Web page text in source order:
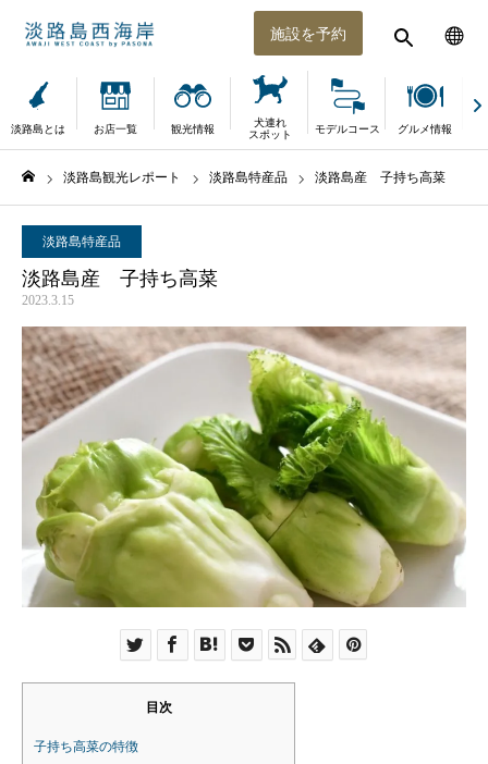
施設を予約
淡路島とは お店一覧 観光情報
犬連れ
スポット
モデルコース グルメ情報
淡路島観光レポート 淡路島特産品 淡路島産 子持ち高菜
淡路島特産品
淡路島産 子持ち高菜
2023.3.15
目次
子持ち高菜の特徴